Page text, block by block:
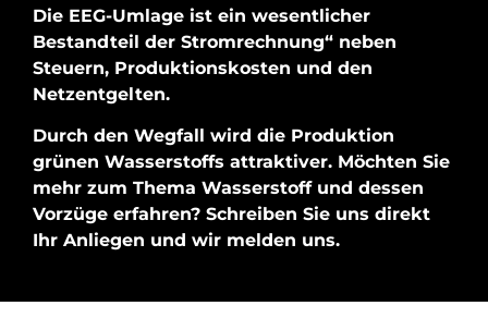
Die EEG-Umlage ist ein wesentlicher
Bestandteil der Stromrechnung“ neben
Steuern, Produktionskosten und den
Netzentgelten.
Durch den Wegfall wird die Produktion
grünen Wasserstoffs attraktiver. Möchten Sie
mehr zum Thema Wasserstoff und dessen
Vorzüge erfahren? Schreiben Sie uns direkt
Ihr Anliegen und wir melden uns.